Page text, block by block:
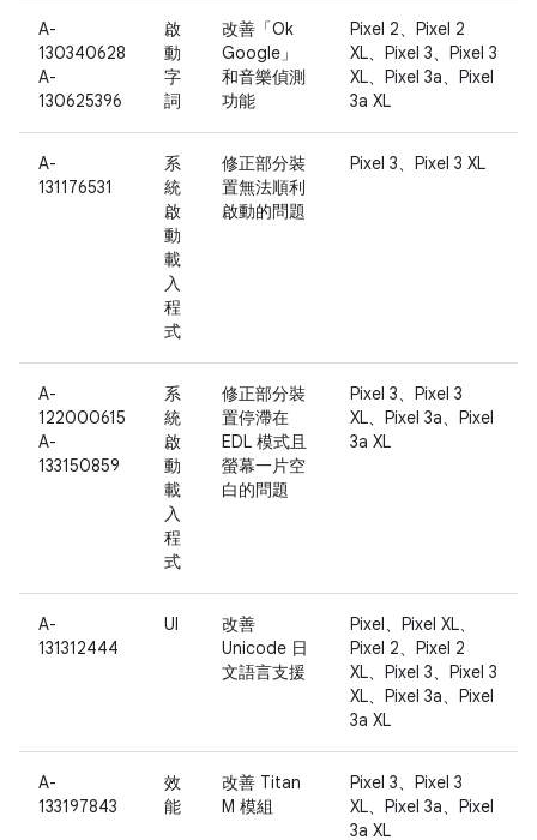
A-
130340628
A-
130625396
啟
動
字
詞
改善「Ok
Google」
和音樂偵測
功能
Pixel 2、Pixel 2
XL、Pixel 3、Pixel 3
XL、Pixel 3a、Pixel
3a XL
A-
131176531
系
統
啟
動
載
入
程
式
修正部分裝
置無法順利
啟動的問題
Pixel 3、Pixel 3 XL
A-
122000615
A-
133150859
系
統
啟
動
載
入
程
式
修正部分裝
置停滯在
EDL 模式且
螢幕一片空
白的問題
Pixel 3、Pixel 3
XL、Pixel 3a、Pixel
3a XL
A-
131312444
UI
改善
Unicode 日
文語言支援
Pixel、Pixel XL、
Pixel 2、Pixel 2
XL、Pixel 3、Pixel 3
XL、Pixel 3a、Pixel
3a XL
A-
133197843
效
能
改善 Titan
M 模組
Pixel 3、Pixel 3
XL、Pixel 3a、Pixel
3a XL